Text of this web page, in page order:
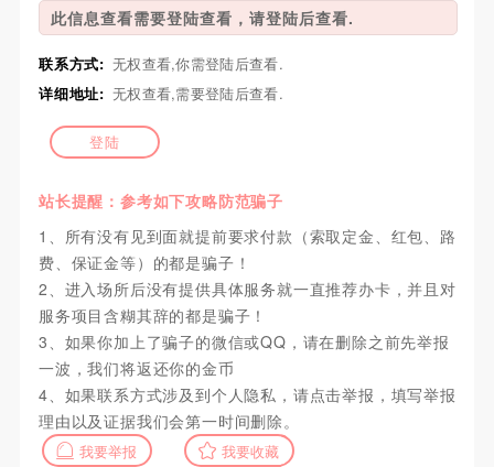
此信息查看需要登陆查看，请登陆后查看.
联系方式: 无权查看,你需登陆后查看.
详细地址: 无权查看,需要登陆后查看.
登陆
站长提醒：参考如下攻略防范骗子
1、所有没有见到面就提前要求付款（索取定金、红包、路
费、保证金等）的都是骗子！
2、进入场所后没有提供具体服务就一直推荐办卡，并且对
服务项目含糊其辞的都是骗子！
3、如果你加上了骗子的微信或QQ，请在删除之前先举报
一波，我们将返还你的金币
4、如果联系方式涉及到个人隐私，请点击举报，填写举报
理由以及证据我们会第一时间删除。
我要举报 我要收藏